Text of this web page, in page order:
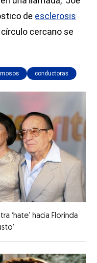
de esclerosis
cercano se
conductoras
‘hate’ hacia Florinda